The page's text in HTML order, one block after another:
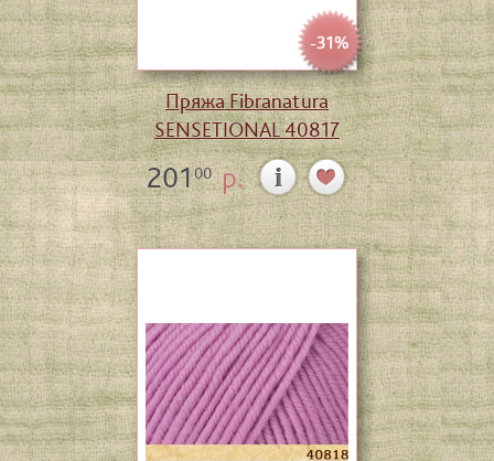
-31%
Пряжа Fibranatura
SENSETIONAL 40817
20100р.